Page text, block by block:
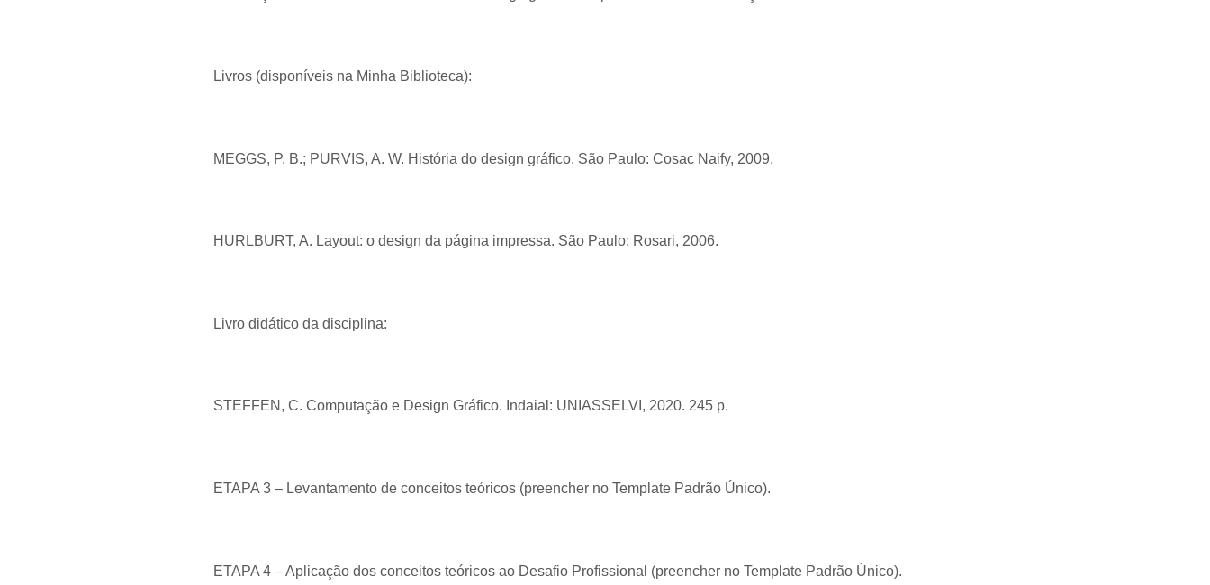
Livros (disponíveis na Minha Biblioteca):
MEGGS, P. B.; PURVIS, A. W. História do design gráfico. São Paulo: Cosac Naify, 2009.
HURLBURT, A. Layout: o design da página impressa. São Paulo: Rosari, 2006.
Livro didático da disciplina:
STEFFEN, C. Computação e Design Gráfico. Indaial: UNIASSELVI, 2020. 245 p.
ETAPA 3 – Levantamento de conceitos teóricos (preencher no Template Padrão Único).
ETAPA 4 – Aplicação dos conceitos teóricos ao Desafio Profissional (preencher no Template Padrão Único).